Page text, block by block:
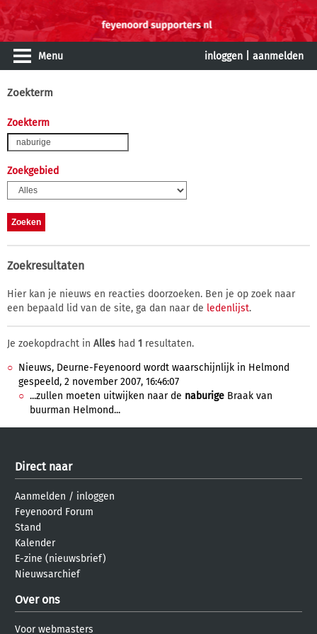
Menu inloggen aanmelden
Zoekterm
Zoekterm
Zoekgebied
Zoekresultaten
Hier kan je nieuws en reacties doorzoeken. Ben je op zoek naar
een bepaald lid van de site, ga dan naar de ledenlijst.
Je zoekopdracht in Alles had 1 resultaten.
Nieuws, Deurne-Feyenoord wordt waarschijnlijk in Helmond
gespeeld, 2 november 2007, 16:46:07
...zullen moeten uitwijken naar de naburige Braak van
buurman Helmond...
Direct naar
Aanmelden / inloggen
Feyenoord Forum
Stand
Kalender
E-zine (nieuwsbrief)
Nieuwsarchief
Over ons
Voor webmasters